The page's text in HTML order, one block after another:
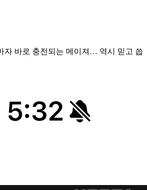
자 바로 충전되는 메이져… 역시 믿고 씁